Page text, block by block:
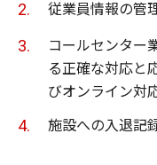
従業員情報の管
コールセンター
る正確な対応と
びオンライン対
施設への入退記